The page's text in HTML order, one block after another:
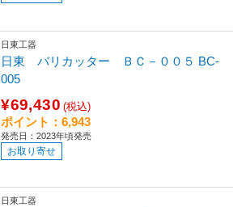
日東工器
日東 バリカッター ＢＣ－００５ BC-
005
¥69,430 (税込)
ポイント：6,943
発売日：2023年頃発売
お取り寄せ
日東工器